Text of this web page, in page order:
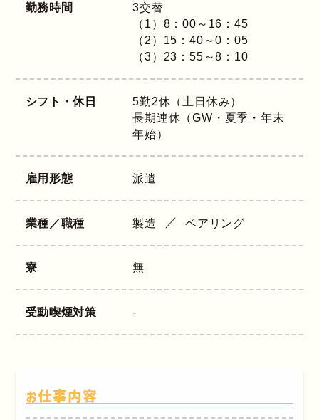
勤務時間
3交替
（1）8：00～16：45
（2）15：40～0：05
（3）23：55～8：10
シフト・休日
5勤2休（土日休み）
長期連休（GW・夏季・年末
年始）
雇用形態 派遣
業種／職種 製造 ベアリング
寮 無
受動喫煙対策 -
お仕事内容